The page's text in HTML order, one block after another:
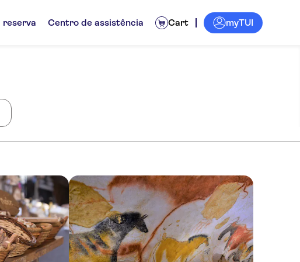
reserva Centro de assistência Cart myTUI